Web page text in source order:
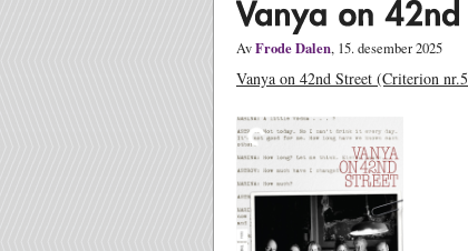
AvFrode Dalen, 15. desember 2025
Vanya on 42nd Street (Criterion